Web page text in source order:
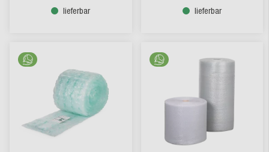
lieferbar lieferbar